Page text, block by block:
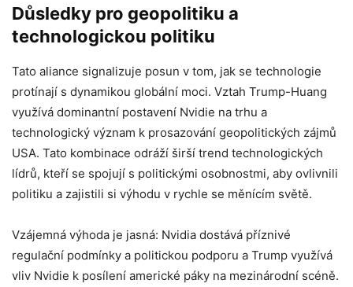
Důsledky pro geopolitiku a
technologickou politiku
Tato aliance signalizuje posun v tom, jak se technologie
protínají s dynamikou globální moci. Vztah Trump-Huang
využívá dominantní postavení Nvidie na trhu a
technologický význam k prosazování geopolitických zájmů
USA. Tato kombinace odráží širší trend technologických
lídrů, kteří se spojují s politickými osobnostmi, aby ovlivnili
politiku a zajistili si výhodu v rychle se měnícím světě.
Vzájemná výhoda je jasná: Nvidia dostává příznivé
regulační podmínky a politickou podporu a Trump využívá
vliv Nvidie k posílení americké páky na mezinárodní scéně.